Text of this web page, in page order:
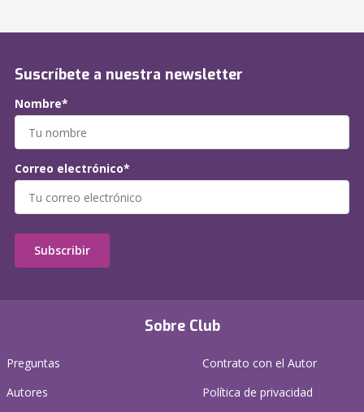
Sobre Club
Preguntas
Autores
Contrato con el Autor
Política de privacidad
Suscríbete a nuestra newsletter
Nombre*
Correo electrónico*
Subscribir